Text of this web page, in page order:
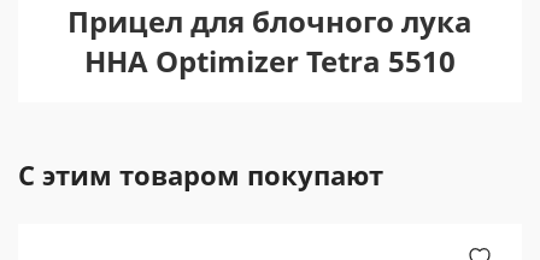
Прицел для блочного лука
HHA Optimizer Tetra 5510
С этим товаром покупают